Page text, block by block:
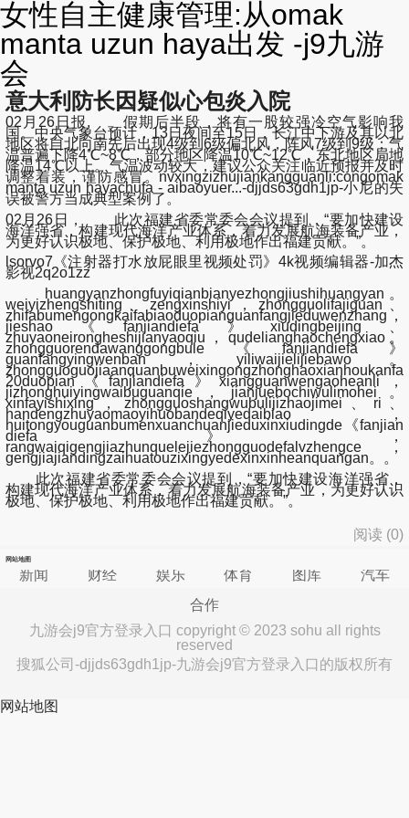
女性自主健康管理:从omak
manta uzun haya出发 -j9九游
会
意大利防长因疑似心包炎入院
02月26日报, 假期后半段，将有一股较强冷空气影响我
国 。中央气象台预计，13日夜间至15日，长江中下游及其以北
地区将自北向南先后出现4级到6级偏北风，阵风7级到9级；气
温普遍下降4℃~8℃，部分地区降温10℃~12℃，东北地区局地
降温14℃以上。气温波动较大，建议公众关注临近预报并及时
调整着装，谨防感冒。nvxingzizhujiankangguanli:congomak
manta uzun hayachufa - aibaoyuer...-djjds63gdh1jp-小尼的失
误被警方当成典型案例了。
02月26日， 此次福建省委常委会会议提到，“要加快建设
海洋强省，构建现代海洋产业体系，着力发展航海装备产业，
为更好认识极地、保护极地、利用极地作出福建贡献。”。
lsorvo7《注射器打水放屁眼里视频处罚》4k视频编辑器-加杰
影视2q2o1zz
huangyanzhongfuyiqianbianyezhongjiushihuangyan。
weiyizhengshiting、zengxinshiyi，zhongguolifajiguan、
zhifabumengongkaifabiaoduopianguanfangjieduwenzhang，
jieshao《fanjiandiefa》xiudingbeijing、
zhuyaoneirongheshijianyaoqiu，qudelianghaochengxiao。
zhongguorendawanggongbule《fanjiandiefa》
guanfangyingwenban，yiliwaijielijiebawo。
zhongguoguojiaanquanbuweixingongzhonghaoxianhoukanfa
20duopian《fanjiandiefa》xiangguanwengaoheanli，
jizhonghuiyingwaibuguanqie，jianjuebochiwulimohei。
xinfayishixing，zhongguoshangwubulijizhaojimei、ri、
handengzhuyaomaoyihuobandeqiyedaibiao，
huitongyouguanbumenxuanchuanjieduxinxiudingde《fanjian
diefa》，
rangwaiqigengjiazhunquelejiezhongguodefalvzhengce，
gengjiajiandingzaihuatouzixingyedexinxinheanquangan。。
此次福建省委常委会会议提到，“要加快建设海洋强省，
构建现代海洋产业体系，着力发展航海装备产业，为更好认识
极地、保护极地、利用极地作出福建贡献。”。
阅读 (0)
网站地图
新闻 财经 娱乐 体育 图库
汽车
合作
九游会j9官方登录入口 copyright © 2023 sohu all rights
reserved
搜狐公司-djjds63gdh1jp-九游会j9官方登录入口的版权所有
网站地图